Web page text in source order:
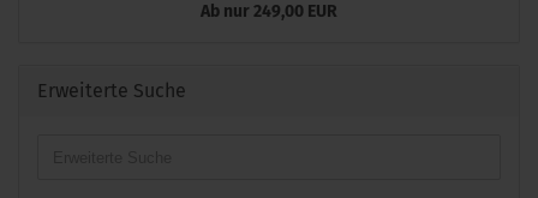
Ab nur 249,00 EUR
Erweiterte Suche